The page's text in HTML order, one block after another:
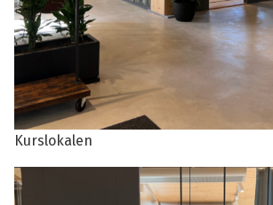
Kurslokalen